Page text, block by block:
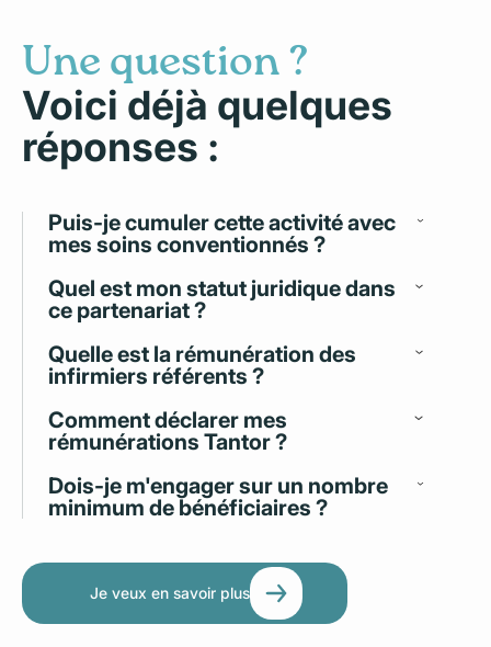
Une question ?
Voici déjà quelques
réponses :
Puis-je cumuler cette activité avec
mes soins conventionnés ?
Quel est mon statut juridique dans
ce partenariat ?
Quelle est la rémunération des
infirmiers référents ?
Comment déclarer mes
rémunérations Tantor ?
Dois-je m'engager sur un nombre
minimum de bénéficiaires ?
Je veux en savoir plus